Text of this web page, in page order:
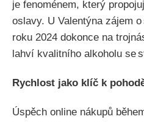
je fenoménem, který
oslavy. U Valentýna zájem
roku 2024 dokonce na
lahví kvalitního alkoholu se
Rychlost jako klíč k
Úspěch online nákupů